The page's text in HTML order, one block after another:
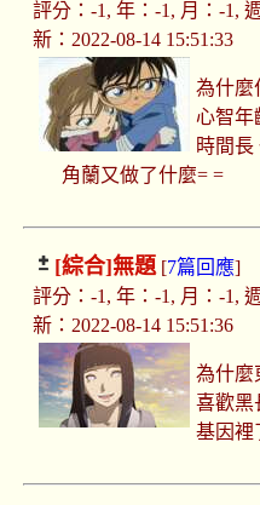
評分：-1, 年：-1, 月：-1,
新：2022-08-14 15:51:33
為什麼
心智年
時間長
角蘭又做了什麼= =
[綜合]無題[7篇回應]
評分：-1, 年：-1, 月：-1,
新：2022-08-14 15:51:36
為什麼
喜歡黑
基因裡